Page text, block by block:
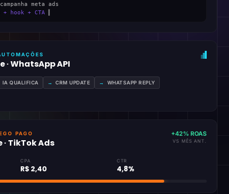
meta ads
hook + CTA
· WhatsApp API
IA QUALIFICA → CRM UPDATE → WHATSAPP REPLY
PAGO
· TikTok Ads
+42% ROAS
VS MÊS ANT.
CPA
R$ 2,40
CTR
4,8%